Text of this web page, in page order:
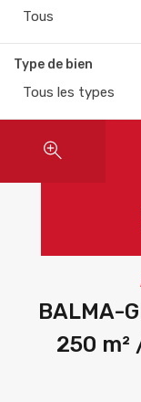
Tous
Type de bien
Tous les types
BALMA-
250